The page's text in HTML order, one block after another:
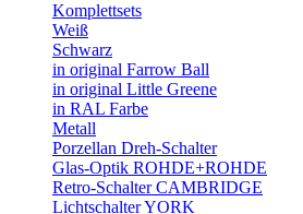
Komplettsets
Weiß
Schwarz
in original Farrow Ball
in original Little Greene
in RAL Farbe
Metall
Porzellan Dreh-Schalter
Glas-Optik ROHDE+ROHDE
Retro-Schalter CAMBRIDGE
Lichtschalter YORK